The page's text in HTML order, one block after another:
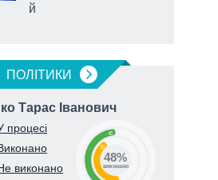
й
ПОЛIТИКИ
Тарас Іванович
процесі
виконано
48
39
48%
виконано